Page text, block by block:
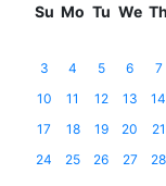
Su Mo Tu We Th
3
4 5 6 7
10
11 12 13 14
17
18 19 20 21
24
25 26 27 28